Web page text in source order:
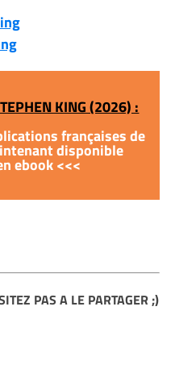
KING (2026) :
françaises de
disponible
ebook <<<
PAS A LE PARTAGER ;)